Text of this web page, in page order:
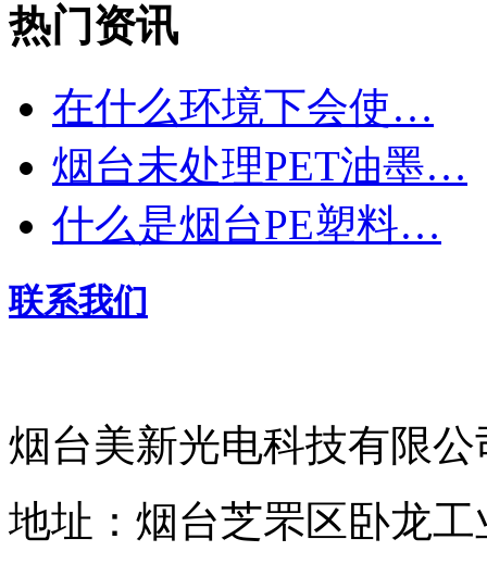
热门资讯
在什么环境下会使…
烟台未处理PET油墨…
什么是烟台PE塑料…
联系我们
烟台美新光电科技有限公
地址：烟台芝罘区卧龙